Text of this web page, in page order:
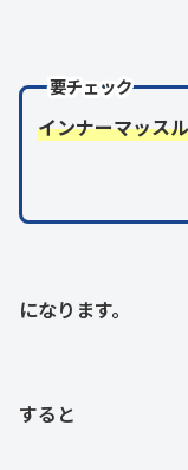
要チェック
インナーマッス
になります。
すると